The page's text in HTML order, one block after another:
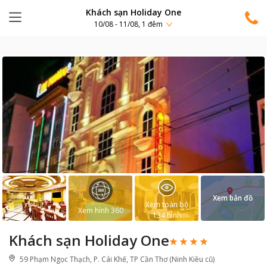
Khách sạn Holiday One
10/08 - 11/08, 1 đêm
Khách sạn Holiday One
59 Phạm Ngọc Thạch, P. Cái Khế, TP Cần Thơ (Ninh Kiều cũ)
Xem hình 360
Xem toàn bộ
134 hình
Xem bản đồ